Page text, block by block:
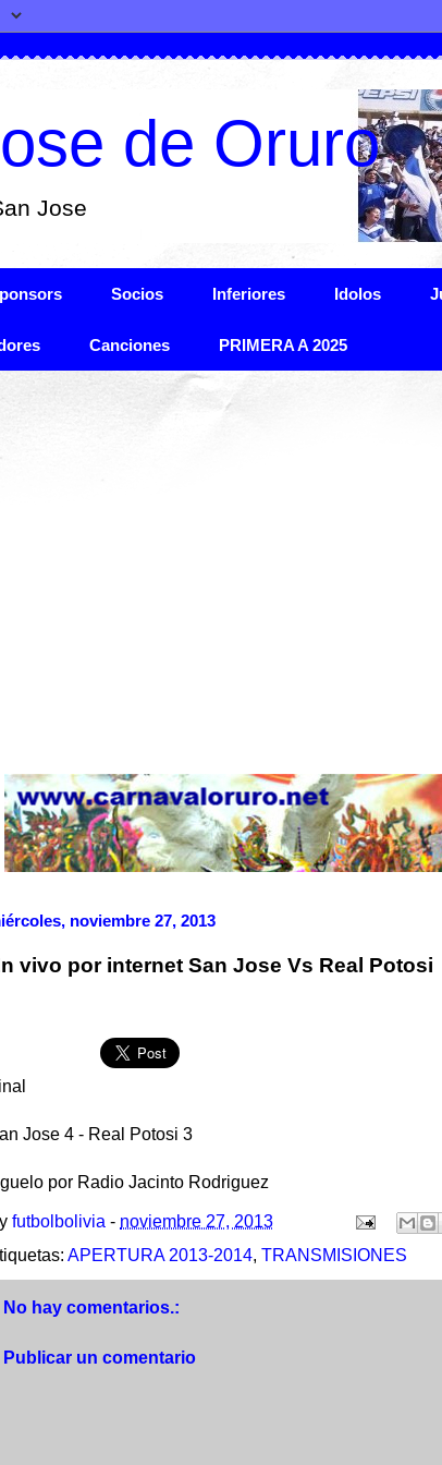
de Oruro
Jose
Socios Inferiores Idolos
Canciones PRIMERA A 2025
noviembre 27, 2013
vivo por internet San Jose Vs Real Potosi
Jose 4 - Real Potosi 3
por Radio Jacinto Rodriguez
futbolbolivia - noviembre 27, 2013
APERTURA 2013-2014, TRANSMISIONES
No hay comentarios.:
Publicar un comentario